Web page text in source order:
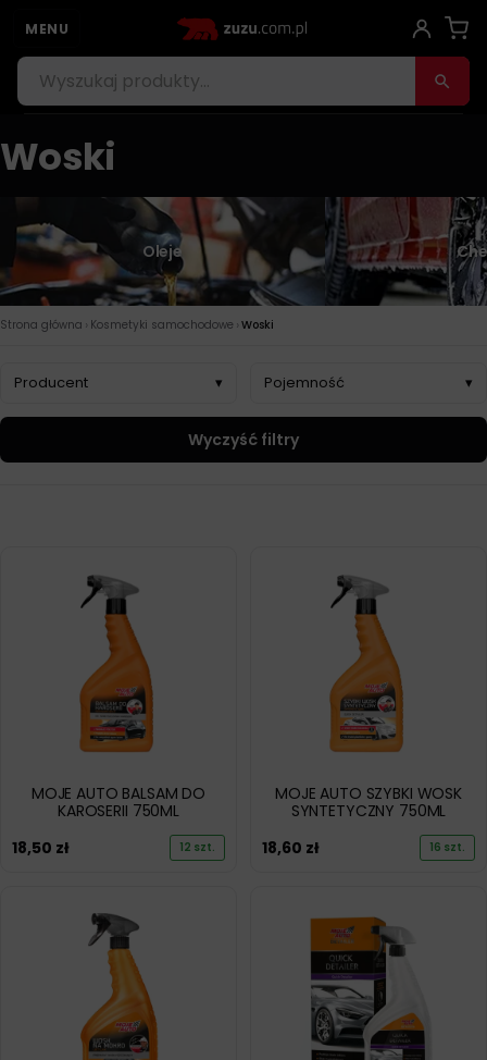
MENU
Woski
Oleje
Strona główna › Kosmetyki samochodowe › Woski
Producent ▾ Pojemność ▾
Wyczyść filtry
MOJE AUTO BALSAM DO
KAROSERII 750ML
18,50 zł 12 szt.
MOJE AUTO SZYBKI WOSK
SYNTETYCZNY 750ML
18,60 zł 16 szt.